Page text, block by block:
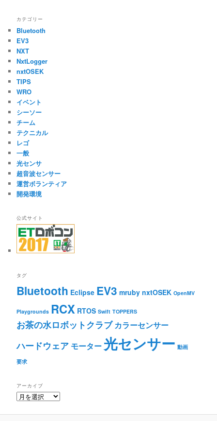
カテゴリー
Bluetooth
EV3
NXT
NxtLogger
nxtOSEK
TIPS
WRO
イベント
シーソー
チーム
テクニカル
レゴ
一般
光センサ
超音波センサー
運営ボランティア
開発環境
公式サイト
タグ
Bluetooth Eclipse EV3 mruby nxtOSEK OpenMV
Playgrounds RCX RTOS Swift TOPPERS
お茶の水ロボットクラブ カラーセンサー
ハードウェア モーター 光センサー 動画
要求
アーカイブ
ア
カ